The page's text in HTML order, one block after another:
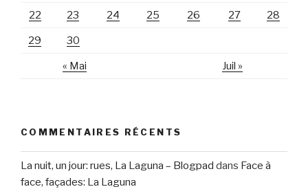
« Mai Juil »
22 23 24 25 26 27 28
29 30
COMMENTAIRES RÉCENTS
La nuit, un jour: rues, La Laguna – Blogpad dans Face à
face, façades: La Laguna